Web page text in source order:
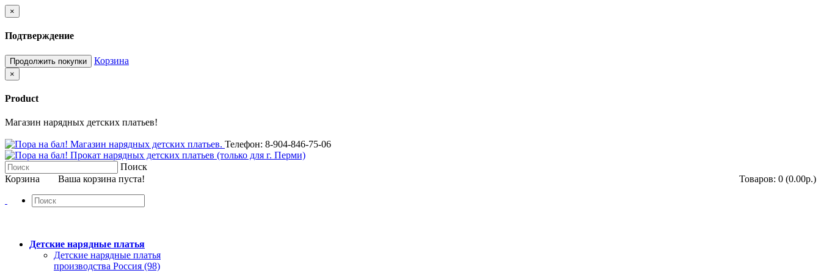
×
Подтверждение
Продолжить покупки Корзина
×
Product
Магазин нарядных детских платьев!
Телефон: 8-904-846-75-06
Поиск
Корзина
Товаров: 0 (0.00р.)
Ваша корзина пуста!
Детские нарядные платья
Детские нарядные платья
производства Россия (98)